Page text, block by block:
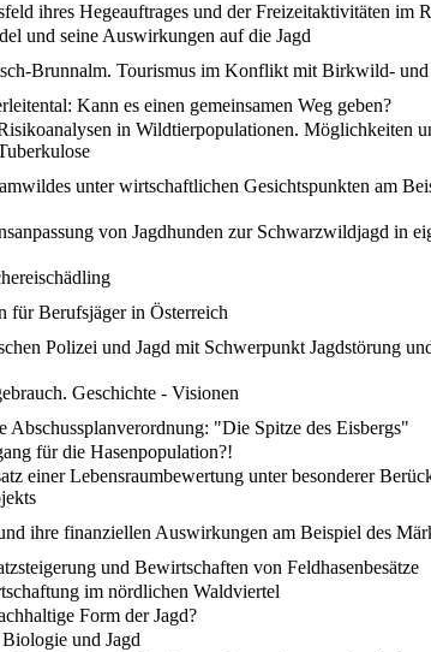
ihres Hegeauftrages und der Freizeitaktivitäten im
und seine Auswirkungen auf die Jagd
Brunnalm. Tourismus im Konflikt mit Birkwild-
Kann es einen gemeinsamen Weg geben?
in Wildtierpopulationen. Möglichkeiten
unter wirtschaftlichen Gesichtspunkten am
von Jagdhunden zur Schwarzwildjagd in
für Berufsjäger in Österreich
Polizei und Jagd mit Schwerpunkt Jagdstörung
Geschichte - Visionen
Abschussplanverordnung: "Die Spitze des Eisbergs"
für die Hasenpopulation?!
einer Lebensraumbewertung unter besonderer
ihre finanziellen Auswirkungen am Beispiel des
und Bewirtschaften von Feldhasenbesätze
im nördlichen Waldviertel
Form der Jagd?
und Jagd